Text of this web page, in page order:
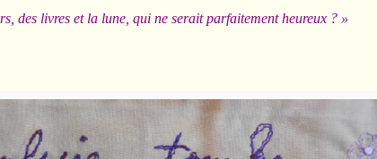
des livres et la lune, qui ne serait parfaitement heureux ? »